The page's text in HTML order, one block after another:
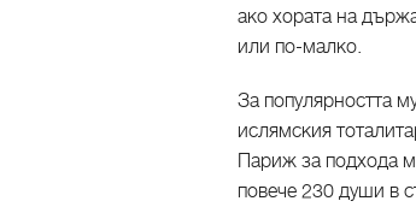
ако хората на
или по-малко.
За популярността
ислямския
Париж за подхода
повече 230 души в